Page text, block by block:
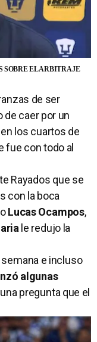
SOBRE EL ARBITRAJE
de ser
de caer por un
en los cuartos de
fue con todo al
Rayados que se
con la boca
Lucas Ocampos,
le redujo la
e incluso
algunas
pregunta que el